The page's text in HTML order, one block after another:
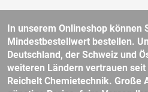
In unserem Onlineshop können
Mindestbestellwert bestellen.
Deutschland, der Schweiz und
weiteren Ländern vertrauen
Reichelt Chemietechnik. Große